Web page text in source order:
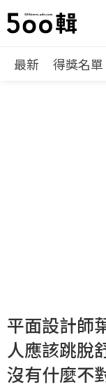
最新 得獎名單
平面設計師
人應該跳脫
沒有什麼不